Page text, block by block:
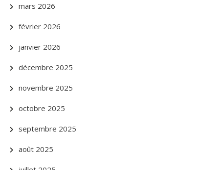
mars 2026
février 2026
janvier 2026
décembre 2025
novembre 2025
octobre 2025
septembre 2025
août 2025